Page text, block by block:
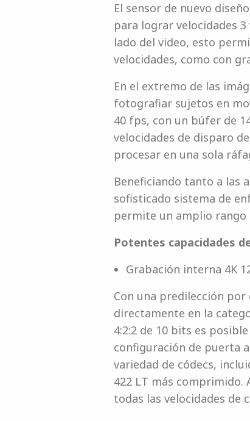
El sensor de nuevo
para lograr velocidades
lado del video, esto
velocidades, como con
En el extremo de las
fotografiar sujetos en
40 fps, con un búfer de
velocidades de disparo
procesar en una sola
Beneficiando tanto a las
sofisticado sistema de
permite un amplio rango
Potentes capacidades
Grabación interna 4K
Con una predilección
directamente en la
4:2:2 de 10 bits es
configuración de puerta
variedad de códecs,
422 LT más
todas las velocidades de